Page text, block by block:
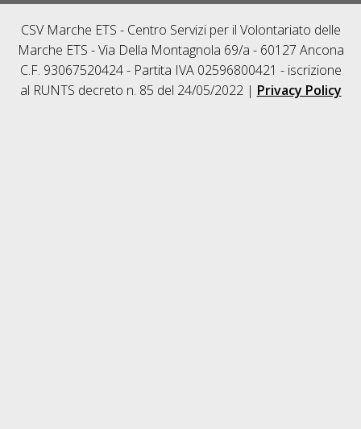
CSV Marche ETS - Centro Servizi per il Volontariato delle
Marche ETS - Via Della Montagnola 69/a - 60127 Ancona
C.F. 93067520424 - Partita IVA 02596800421 - iscrizione
al RUNTS decreto n. 85 del 24/05/2022 | Privacy Policy